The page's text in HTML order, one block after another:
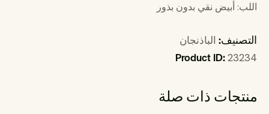
اللب: أبيض نقي بدون بذور
التصنيف:الباذنجان
Product ID:23234
منتجات ذات صلة